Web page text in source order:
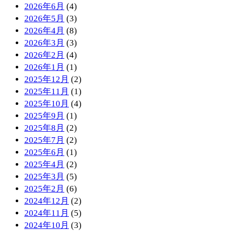
2026年6月 (4)
2026年5月 (3)
2026年4月 (8)
2026年3月 (3)
2026年2月 (4)
2026年1月 (1)
2025年12月 (2)
2025年11月 (1)
2025年10月 (4)
2025年9月 (1)
2025年8月 (2)
2025年7月 (2)
2025年6月 (1)
2025年4月 (2)
2025年3月 (5)
2025年2月 (6)
2024年12月 (2)
2024年11月 (5)
2024年10月 (3)